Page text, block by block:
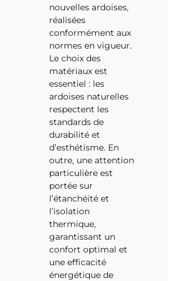
nouvelles ardoises,
réalisées
conformément aux
normes en vigueur.
Le choix des
matériaux est
essentiel : les
ardoises naturelles
respectent les
standards de
durabilité et
d’esthétisme. En
outre, une attention
particulière est
portée sur
l’étanchéité et
l’isolation
thermique,
garantissant un
confort optimal et
une efficacité
énergétique de